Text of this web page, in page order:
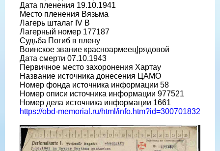
Дата пленения 19.10.1941
Место пленения Вязьма
Лагерь шталаг IV B
Лагерный номер 177187
Судьба Погиб в плену
Воинское звание красноармеец|рядовой
Дата смерти 07.10.1943
Первичное место захоронения Хартау
Название источника донесения ЦАМО
Номер фонда источника информации 58
Номер описи источника информации 977521
Номер дела источника информации 1661
https://obd-memorial.ru/html/info.htm?id=300701832